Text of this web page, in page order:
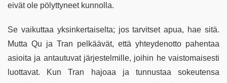
eivät ole pölyttyneet kunnolla.
Se vaikuttaa yksinkertaiselta; jos tarvitset apua, hae sitä.
Mutta Qu ja Tran pelkäävät, että yhteydenotto pahentaa
asioita ja antautuvat järjestelmille, joihin he vaistomaisesti
luottavat. Kun Tran hajoaa ja tunnustaa sokeutensa